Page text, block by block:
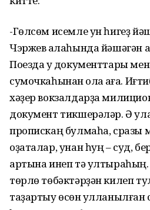
-Гөлсөм исемле ун һигеҙ
Чэржев ҡалаһында йәшәгән
Поезда уҡ документтары
сумочкаһынан ҡолаҡ ҡаға.
хәҙер вокзалдарҙа
документ тикшерәләр. Ә
пропискаң булмаһа, сразы
оҙаталар, унан һуң – суд,
артына инеп тә
төрлө төбәктәрҙән килеп
таҙартыу өсөн